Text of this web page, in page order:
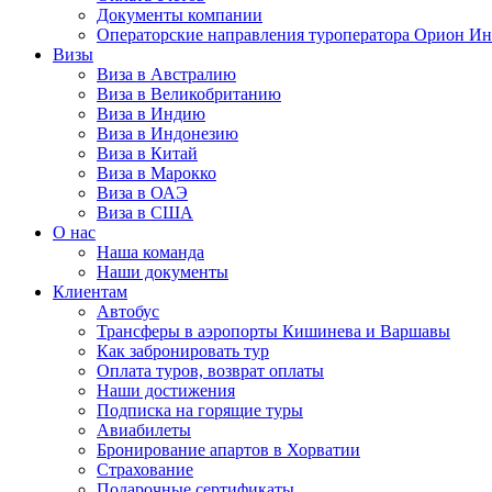
Документы компании
Операторские направления туроператора Орион
Визы
Виза в Австралию
Виза в Великобританию
Виза в Индию
Виза в Индонезию
Виза в Китай
Виза в Марокко
Виза в ОАЭ
Виза в США
О нас
Наша команда
Наши документы
Клиентам
Автобус
Трансферы в аэропорты Кишинева и Варшавы
Как забронировать тур
Оплата туров, возврат оплаты
Наши достижения
Подписка на горящие туры
Авиабилеты
Бронирование апартов в Хорватии
Страхование